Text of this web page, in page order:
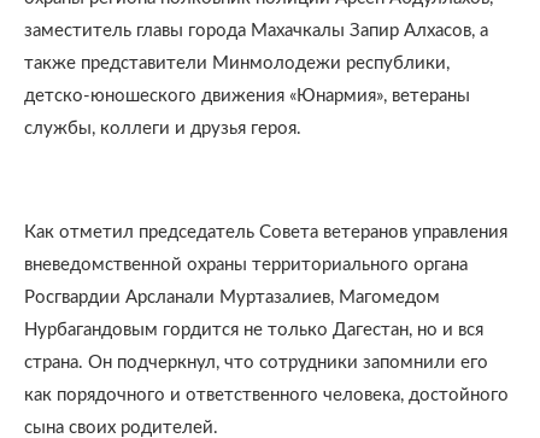
заместитель главы города Махачкалы Запир Алхасов, а
также представители Минмолодежи республики,
детско-юношеского движения «Юнармия», ветераны
службы, коллеги и друзья героя.
Как отметил председатель Совета ветеранов управления
вневедомственной охраны территориального органа
Росгвардии Арсланали Муртазалиев, Магомедом
Нурбагандовым гордится не только Дагестан, но и вся
страна. Он подчеркнул, что сотрудники запомнили его
как порядочного и ответственного человека, достойного
сына своих родителей.